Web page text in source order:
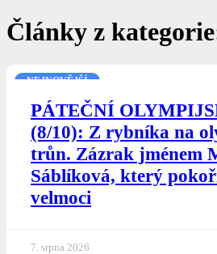
Články z
NEJNOVĚJŠÍ
PÁTEČNÍ
(8/10): Z rybníka na
trůn. Zázrak jménem
Sáblíková, který
velmoci
7. srpna 2026